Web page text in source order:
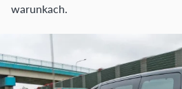
warunkach.